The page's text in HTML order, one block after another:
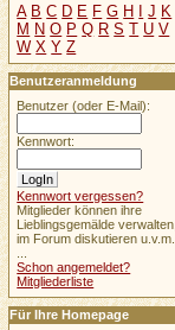
A B C D E F G H I J K
M N O P Q R S T U V
W X Y Z
Benutzeranmeldung
Benutzer (oder E-Mail):
Kennwort:
Kennwort vergessen?
Mitglieder können ihre
Lieblingsgemälde verwalten,
im Forum diskutieren u.v.m.
Schon angemeldet?
Mitgliederliste
Für Ihre Homepage